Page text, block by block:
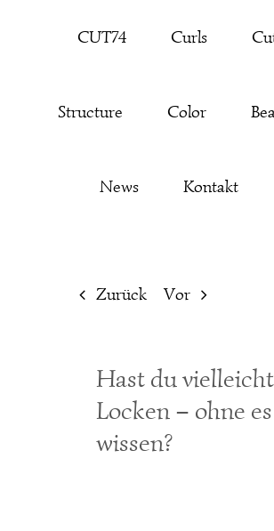
CUT74 Curls
Structure Color
News Kontakt
Zurück Vor
Hast du vielleicht
Locken – ohne
wissen?